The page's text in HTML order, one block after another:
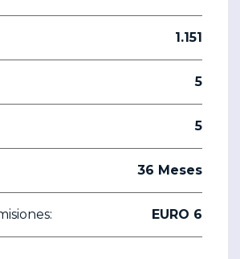
1.151
5
5
36 Meses
EURO 6